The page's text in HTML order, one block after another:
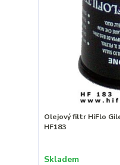
Olejový filtr HiFlo
HF183
Skladem